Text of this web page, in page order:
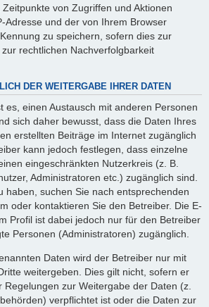
von Zugriffen und Aktionen
Adresse und der von Ihrem Browser
zu speichern, sofern dies zur
rechtlichen Nachverfolgbarkeit
DER WEITERGABE IHRER DATEN
es, einen Austausch mit anderen Personen
sich daher bewusst, dass die Daten Ihres
erstellten Beiträge im Internet zugänglich
kann jedoch festlegen, dass einzelne
eingeschränkten Nutzerkreis (z. B.
Administratoren etc.) zugänglich sind.
haben, suchen Sie nach entsprechenden
oder kontaktieren Sie den Betreiber. Die E-
Profil ist dabei jedoch nur für den Betreiber
Personen (Administratoren) zugänglich.
Daten wird der Betreiber nur mit
weitergeben. Dies gilt nicht, sofern er
zur Weitergabe der Daten (z.
verpflichtet ist oder die Daten zur